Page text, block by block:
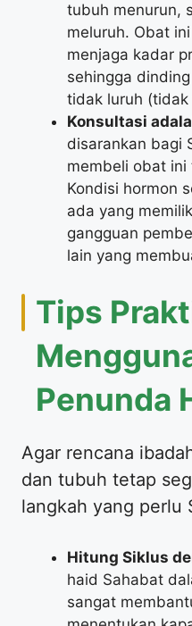
tubuh menurun,
meluruh. Obat
menjaga kadar
sehingga
tidak luruh
Konsultasi
disarankan bagi
membeli obat ini
Kondisi hormon
ada yang
gangguan
lain yang
​Tips
Penunda
​Agar rencana
dan tubuh tetap
langkah yang perlu
Hitung Siklus
haid Sahabat
sangat